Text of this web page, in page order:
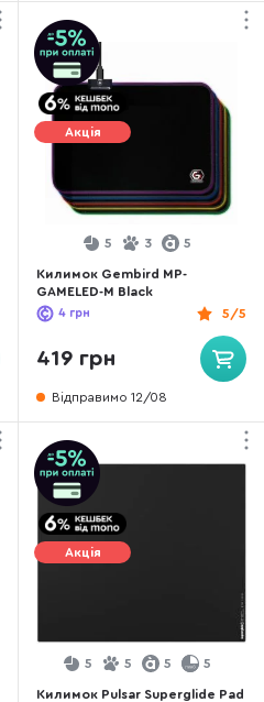
Акція
5 3 5
Килимок Gembird MP-
GAMELED-M Black
5/5
4 грн
419 грн
Відправимо 12/08
Акція
5 5 5 5
Килимок Pulsar Superglide Pad